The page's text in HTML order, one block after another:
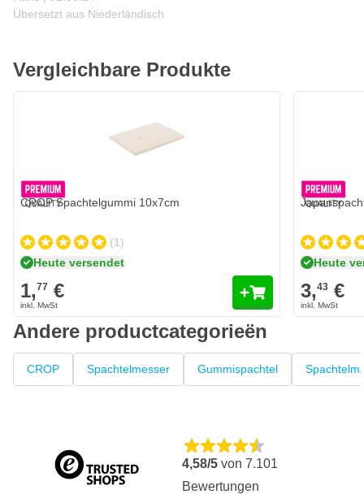
Übersetzt aus Niederländisch
Vergleichbare Produkte
CROP Spachtelgummi 10x7cm
(1)
Heute versendet
1,77 €
Heute
3,43 €
Andere productcategorieën
CROP Spachtelmesser Gummispachtel
4,58/5 von 7.101
Bewertungen